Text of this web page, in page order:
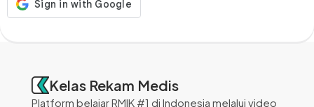
Kelas Rekam Medis
Platform belajar RMIK #1 di Indonesia melalui video